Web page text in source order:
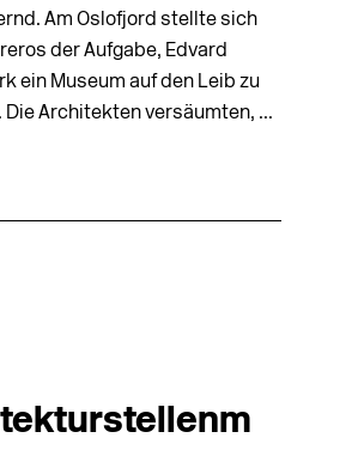
Am Oslofjord stellte sich
der Aufgabe, Edvard
ein Museum auf den Leib zu
Architekten versäumten, ...